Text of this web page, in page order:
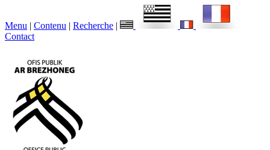
Menu | Contenu | Recherche |
Contact